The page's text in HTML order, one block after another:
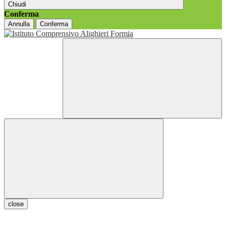
Chiudi
Conferma
Annulla Conferma
close